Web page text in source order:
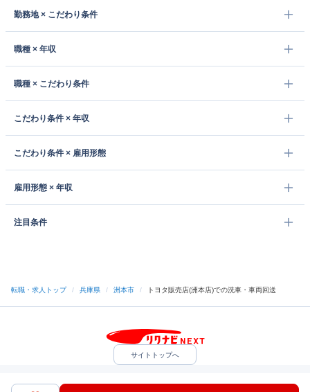
勤務地 × こだわり条件
職種 × 年収
職種 × こだわり条件
こだわり条件 × 年収
こだわり条件 × 雇用形態
雇用形態 × 年収
注目条件
転職・求人トップ / 兵庫県 / 洲本市 / トヨタ販売店(洲本店)での洗車・車両回送
サイトトップへ
中途採用をご検討の企業様